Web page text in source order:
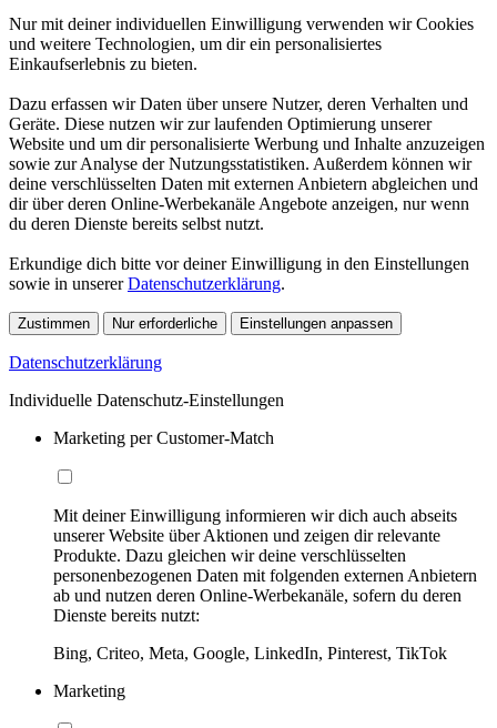
Nur mit deiner individuellen Einwilligung verwenden wir Cookies
und weitere Technologien, um dir ein personalisiertes
Einkaufserlebnis zu bieten.
Dazu erfassen wir Daten über unsere Nutzer, deren Verhalten und
Geräte. Diese nutzen wir zur laufenden Optimierung unserer
Website und um dir personalisierte Werbung und Inhalte anzuzeigen
sowie zur Analyse der Nutzungsstatistiken. Außerdem können wir
deine verschlüsselten Daten mit externen Anbietern abgleichen und
dir über deren Online-Werbekanäle Angebote anzeigen, nur wenn
du deren Dienste bereits selbst nutzt.
Erkundige dich bitte vor deiner Einwilligung in den Einstellungen
sowie in unsererDatenschutzerklärung.
Zustimmen Nur erforderliche Einstellungen anpassen
Datenschutzerklärung
Individuelle Datenschutz-Einstellungen
Marketing per Customer-Match
Mit deiner Einwilligung informieren wir dich auch abseits
unserer Website über Aktionen und zeigen dir relevante
Produkte. Dazu gleichen wir deine verschlüsselten
personenbezogenen Daten mit folgenden externen Anbietern
ab und nutzen deren Online-Werbekanäle, sofern du deren
Dienste bereits nutzt:
Bing, Criteo, Meta, Google, LinkedIn, Pinterest, TikTok
Marketing